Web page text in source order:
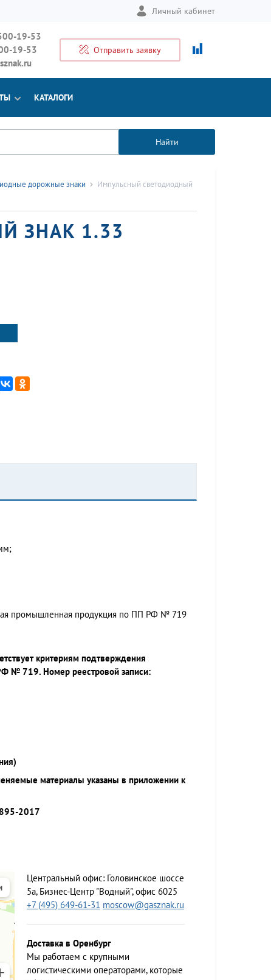
Личный кабинет
19-53
19-53
Отправить заявку
КАТАЛОГИ
Найти
дорожные знаки
Импульсный светодиодный
ЗНАК 1.33
промышленная продукция по ПП РФ № 719
критериям подтверждения
№ 719. Номер реестровой записи:
материалы указаны в приложении к
2017
Центральный офис: Головинское шоссе
5а, Бизнес-Центр "Водный", офис 6025
+7 (495) 649-61-31 moscow@gasznak.ru
Доставка в Оренбург
Мы работаем c крупными
логистическими операторами, которые